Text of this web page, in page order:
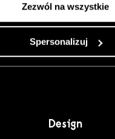
Zezwól na wszystkie
Spersonalizuj
craft as the
starting point for
interiors full of
character."
Design